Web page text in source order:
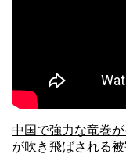
中国で強力な竜巻
が吹き飛ばされる被